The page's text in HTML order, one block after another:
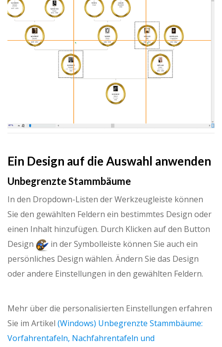
Ein Design auf die Auswahl anwenden
Unbegrenzte Stammbäume
In den Dropdown-Listen der Werkzeugleiste können
Sie den gewählten Feldern ein bestimmtes Design oder
einen Inhalt hinzufügen. Durch Klicken auf den Button
Design
in der Symbolleiste können Sie auch ein
persönliches Design wählen. Ändern Sie das Design
oder andere Einstellungen in den gewählten Feldern.
Mehr über die personalisierten Einstellungen erfahren
Sie im Artikel (Windows) Unbegrenzte Stammbäume:
Vorfahrentafeln, Nachfahrentafeln und